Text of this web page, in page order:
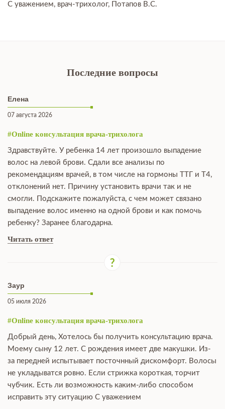
С уважением, врач-трихолог, Потапов В.С.
Последние вопросы
Елена
07 августа 2026
#Online консультация врача-трихолога
Здравствуйте. У ребенка 14 лет произошло выпадение
волос на левой брови. Сдали все анализы по
рекомендациям врачей, в том числе на гормоны ТТГ и Т4,
отклонений нет. Причину установить врачи так и не
смогли. Подскажите пожалуйста, с чем может связано
выпадение волос именно на одной брови и как помочь
ребенку? Заранее благодарна.
Читать ответ
Заур
05 июля 2026
#Online консультация врача-трихолога
Добрый день, Хотелось бы получить консультацию врача.
Моему сыну 12 лет. С рождения имеет две макушки. Из-
за передней испытывает посточнный дискомфорт. Волосы
не укладыватся ровно. Если стрижка короткая, торчит
чубчик. Есть ли возможность каким-либо способом
исправить эту ситуацию С уважением